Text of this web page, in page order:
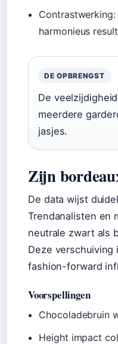
harmonieus
DE OPBRENGST
De
meerdere
jasjes.
Zijn
De data wijst
Trendanalisten en
neutrale zwart als
Deze
fashion-forward
Voorspellingen
Chocoladebruin
Height impact